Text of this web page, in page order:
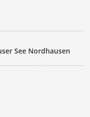
See Nordhausen